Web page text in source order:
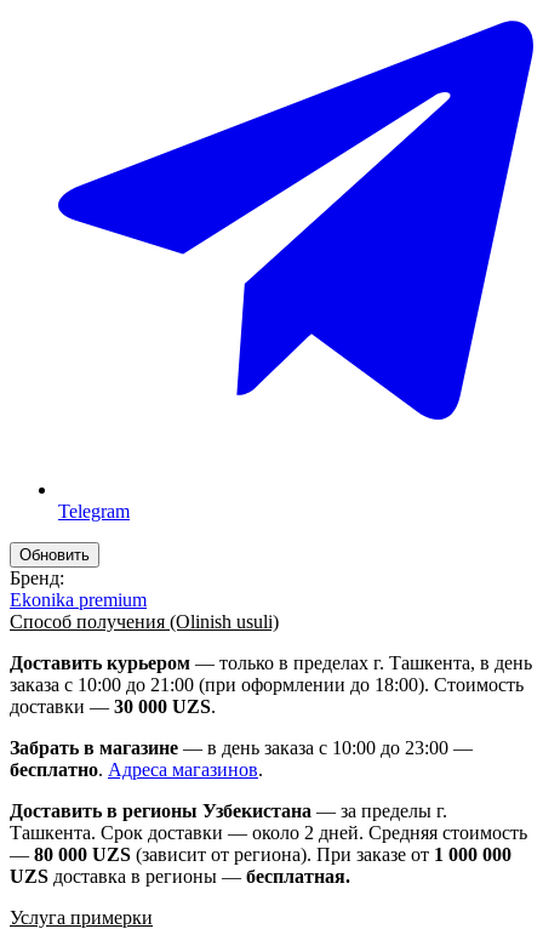
Telegram
Бренд:
Ekonika premium
Способ получения (Olinish usuli)
Доставить курьером — только в пределах г. Ташкента, в день
заказа с 10:00 до 21:00 (при оформлении до 18:00). Стоимость
доставки — 30 000 UZS.
Забрать в магазине — в день заказа с 10:00 до 23:00 —
бесплатно. Адреса магазинов.
Доставить в регионы Узбекистана — за пределы г.
Ташкента. Срок доставки — около 2 дней. Средняя стоимость
— 80 000 UZS (зависит от региона). При заказе от 1 000 000
UZS доставка в регионы — бесплатная.
Услуга примерки